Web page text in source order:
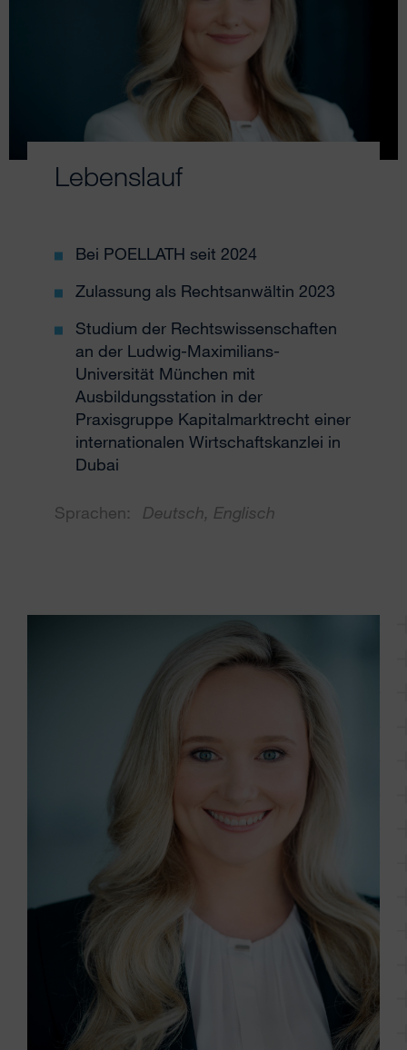
Lebenslauf
Bei POELLATH seit 2024
Zulassung als Rechtsanwältin 2023
Studium der Rechtswissenschaften
an der Ludwig-Maximilians-
Universität München mit
Ausbildungsstation in der
Praxisgruppe Kapitalmarktrecht einer
internationalen Wirtschaftskanzlei in
Dubai
Sprachen: Deutsch, Englisch